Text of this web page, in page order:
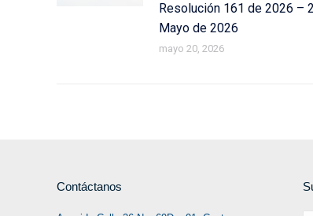
Resolución 161 de 2026 –
Mayo de 2026
mayo 20, 2026
Contáctanos